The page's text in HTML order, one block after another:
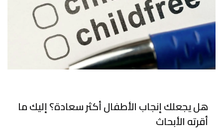
هل يجعلك إنجاب الأطفال أكثر سعادة؟ إليك ما
أقرته الأبحاث